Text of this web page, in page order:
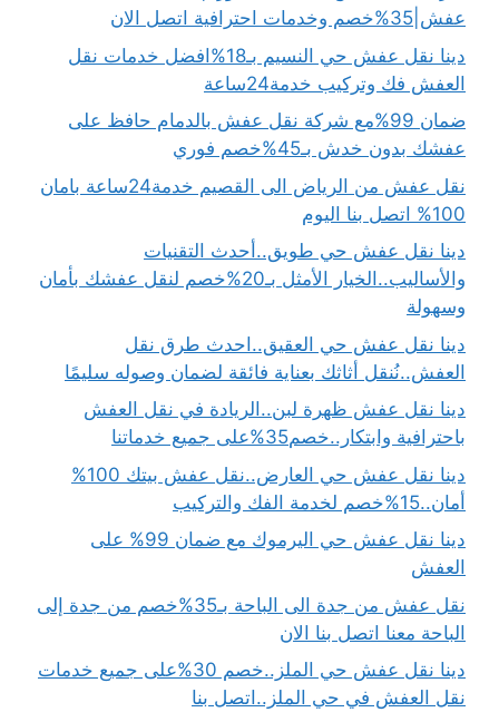
عفش|35%خصم وخدمات احترافية اتصل الان
دينا نقل عفش حي النسيم بـ18%افضل خدمات نقل
العفش فك وتركيب خدمة24ساعة
ضمان 99%مع شركة نقل عفش بالدمام حافظ على
عفشك بدون خدش بـ45%خصم فوري
نقل عفش من الرياض الى القصيم خدمة24ساعة بامان
100% اتصل بنا اليوم
دينا نقل عفش حي طويق..أحدث التقنيات
والأساليب..الخيار الأمثل بـ20%خصم لنقل عفشك بأمان
وسهولة
دينا نقل عفش حي العقيق..احدث طرق نقل
العفش..نُنقل أثاثك بعناية فائقة لضمان وصوله سليمًا
دينا نقل عفش ظهرة لبن..الريادة في نقل العفش
باحترافية وابتكار..خصم35%على جميع خدماتنا
دينا نقل عفش حي العارض..نقل عفش بيتك 100%
أمان..15%خصم لخدمة الفك والتركيب
دينا نقل عفش حي اليرموك مع ضمان 99% على
العفش
نقل عفش من جدة الى الباحة بـ35%خصم من جدة إلى
الباحة معنا اتصل بنا الان
دينا نقل عفش حي الملز..خصم 30%على جميع خدمات
نقل العفش في حي الملز..اتصل بنا